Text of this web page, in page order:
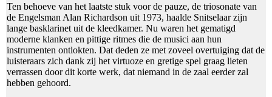
Ten behoeve van het laatste stuk voor de pauze, de triosonate van
de Engelsman Alan Richardson uit 1973, haalde Snitselaar zijn
lange basklarinet uit de kleedkamer. Nu waren het gematigd
moderne klanken en pittige ritmes die de musici aan hun
instrumenten ontlokten. Dat deden ze met zoveel overtuiging dat de
luisteraars zich dank zij het virtuoze en gretige spel graag lieten
verrassen door dit korte werk, dat niemand in de zaal eerder zal
hebben gehoord.